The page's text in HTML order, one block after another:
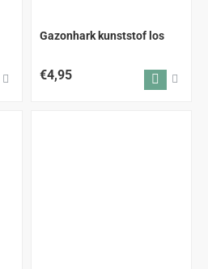
Gazonhark kunststof los
€4,95